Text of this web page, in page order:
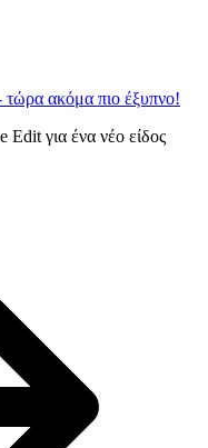
τώρα ακόμα πιο έξυπνο!
για ένα νέο είδος